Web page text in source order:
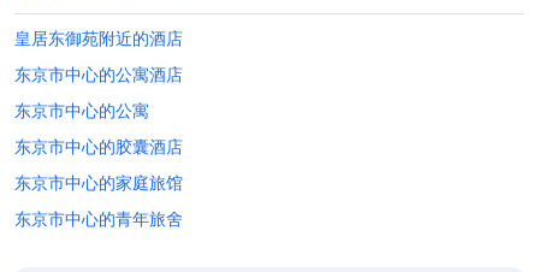
皇居东御苑附近的酒店
东京市中心的公寓酒店
东京市中心的公寓
东京市中心的胶囊酒店
东京市中心的家庭旅馆
东京市中心的青年旅舍